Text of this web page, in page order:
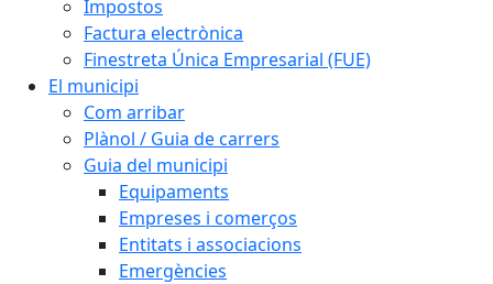
Impostos
Factura electrònica
Finestreta Única Empresarial (FUE)
El municipi
Com arribar
Plànol / Guia de carrers
Guia del municipi
Equipaments
Empreses i comerços
Entitats i associacions
Emergències